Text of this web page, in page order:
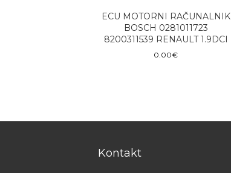
ECU MOTORNI RAČUNALNIK
BOSCH 0281011723
8200311539 RENAULT 1.9DCI
0.00€
Kontakt